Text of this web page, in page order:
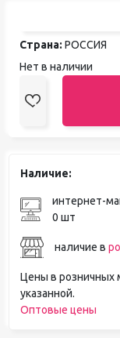
Страна: РОССИЯ
Нет в наличии
Наличие:
интернет-
0 шт
наличие в
Цены в розничных
указанной.
Оптовые цены